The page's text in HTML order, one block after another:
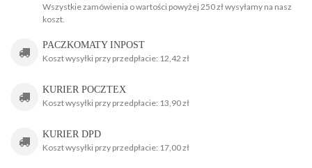
Wszystkie zamówienia o wartości powyżej 250 zł wysyłamy na nasz
koszt.
PACZKOMATY INPOST
Koszt wysyłki przy przedpłacie: 12,42 zł
KURIER POCZTEX
Koszt wysyłki przy przedpłacie: 13,90 zł
KURIER DPD
Koszt wysyłki przy przedpłacie: 17,00 zł